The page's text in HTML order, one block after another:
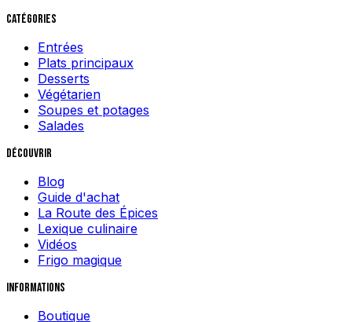
Catégories
Entrées
Plats principaux
Desserts
Végétarien
Soupes et potages
Salades
Découvrir
Blog
Guide d'achat
La Route des Épices
Lexique culinaire
Vidéos
Frigo magique
Informations
Boutique